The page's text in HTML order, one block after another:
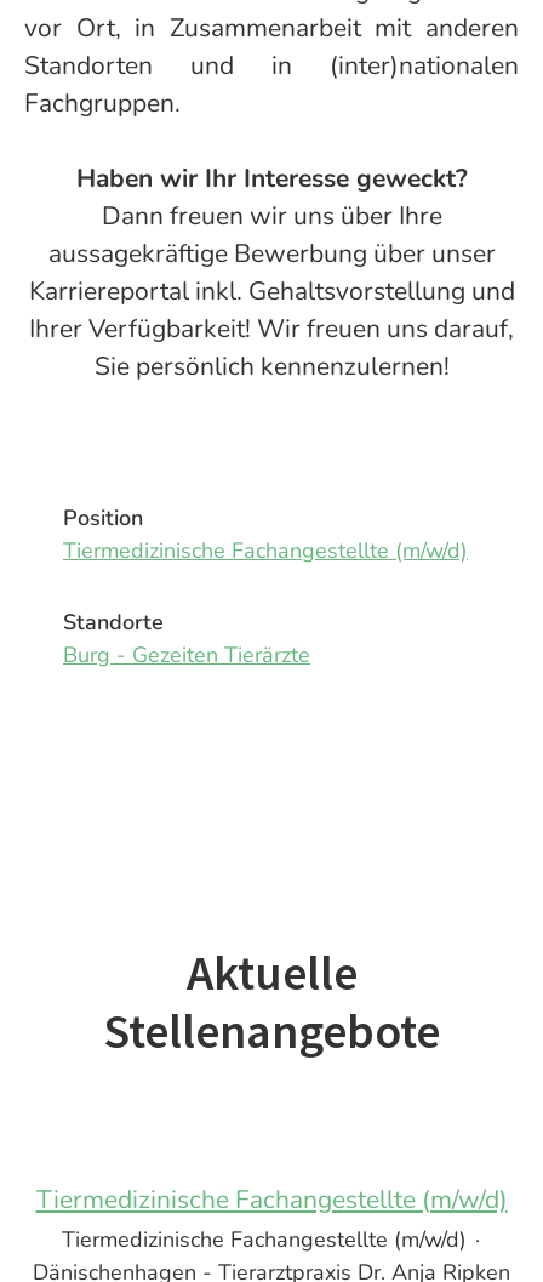
vor Ort, in Zusammenarbeit mit anderen
Standorten und in (inter)nationalen
Fachgruppen.
Haben wir Ihr Interesse geweckt?
Dann freuen wir uns über Ihre
aussagekräftige Bewerbung über unser
Karriereportal inkl. Gehaltsvorstellung und
Ihrer Verfügbarkeit! Wir freuen uns darauf,
Sie persönlich kennenzulernen!
Position
Tiermedizinische Fachangestellte (m/w/d)
Standorte
Burg - Gezeiten Tierärzte
Aktuelle
Stellenangebote
Tiermedizinische Fachangestellte (m/w/d)
Tiermedizinische Fachangestellte (m/w/d) ·
Dänischenhagen - Tierarztpraxis Dr. Anja Ripken